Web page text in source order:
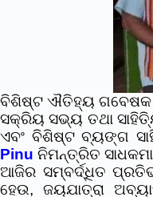
ବିଶିଷ୍ଟ ଐତିହ୍ୟ ଗବେଷକ
ସକ୍ରିୟ ସଭ୍ୟ ତଥା
ଏବଂ ବିଶିଷ୍ଟ ବ୍ୟଙ୍ଗ
Pinu ନିମନ୍ତ୍ରିତ
ଆଜିର ସମ୍ବର୍ଦ୍ଧିତ
ହେଉ, ଜୟଯାତ୍ରା